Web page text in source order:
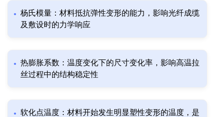
杨氏模量：材料抵抗弹性变形的能力，影响光纤成缆
及敷设时的力学响应
热膨胀系数：温度变化下的尺寸变化率，影响高温拉
丝过程中的结构稳定性
软化点温度：材料开始发生明显塑性变形的温度，是